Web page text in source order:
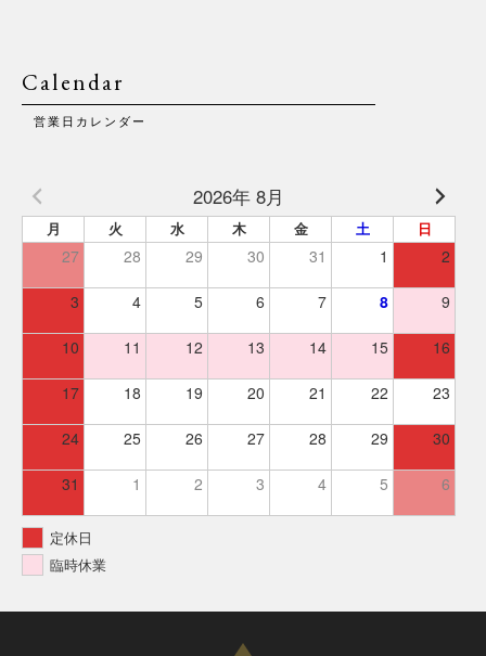
Calendar
営業日カレンダー
2026年 8月
月 火 水 木 金 土 日
27 28 29 30 31 1 2
3 4 5 6 7 8 9
10 11 12 13 14 15 16
17 18 19 20 21 22 23
24 25 26 27 28 29 30
31 1 2 3 4 5 6
定休日
臨時休業